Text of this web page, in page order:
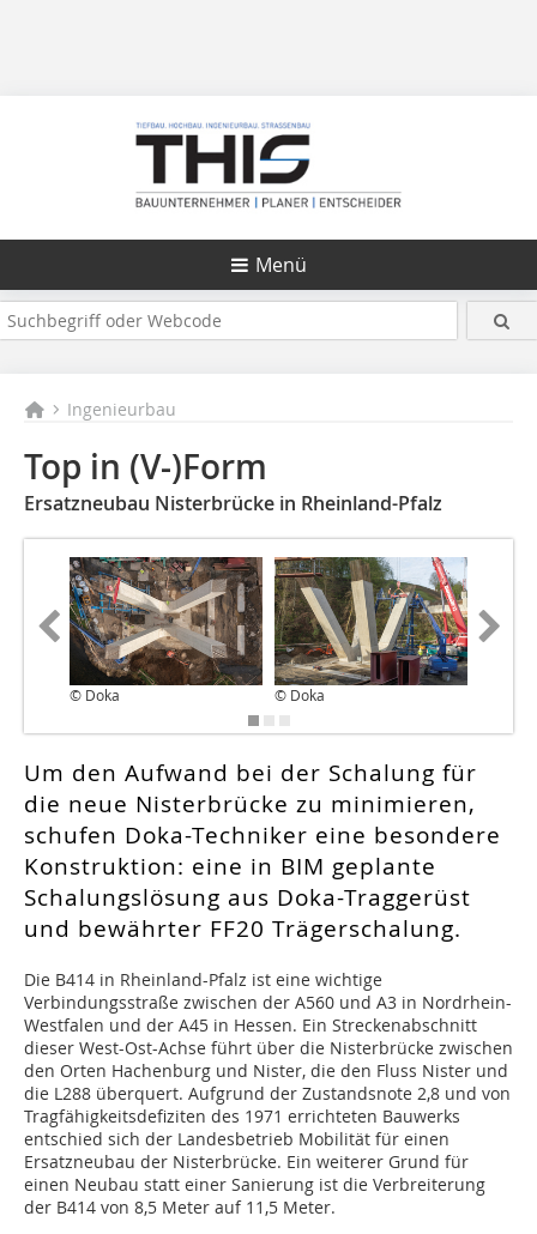
Menü
Ingenieurbau
Top in (V-)Form
Ersatzneubau Nisterbrücke in Rheinland-Pfalz
© Doka © Doka
Um den Aufwand bei der Schalung für
die neue Nisterbrücke zu minimieren,
schufen Doka-Techniker eine besondere
Konstruktion: eine in BIM geplante
Schalungslösung aus Doka-Traggerüst
und bewährter FF20 Trägerschalung.
Die B414 in Rheinland-Pfalz ist eine wichtige
Verbindungsstraße zwischen der A560 und A3 in Nordrhein-
Westfalen und der A45 in Hessen. Ein Streckenabschnitt
dieser West-Ost-Achse führt über die Nisterbrücke zwischen
den Orten Hachenburg und Nister, die den Fluss Nister und
die L288 überquert. Aufgrund der Zustandsnote 2,8 und von
Tragfähigkeitsdefiziten des 1971 errichteten Bauwerks
entschied sich der Landesbetrieb Mobilität für einen
Ersatzneubau der Nisterbrücke. Ein weiterer Grund für
einen Neubau statt einer Sanierung ist die Verbreiterung
der B414 von 8,5 Meter auf 11,5 Meter.